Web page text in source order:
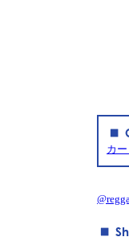
カ